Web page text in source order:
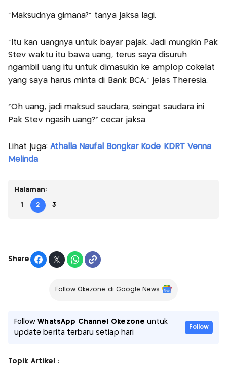
"Maksudnya gimana?" tanya jaksa lagi.
"Itu kan uangnya untuk bayar pajak. Jadi mungkin Pak
Stev waktu itu bawa uang, terus saya disuruh
ngambil uang itu untuk dimasukin ke amplop cokelat
yang saya harus minta di Bank BCA," jelas Theresia.
"Oh uang, jadi maksud saudara, seingat saudara ini
Pak Stev ngasih uang?" cecar jaksa.
Lihat juga: Athalla Naufal Bongkar Kode KDRT Venna
Melinda
Halaman:
1 2 3
Share
Follow Okezone di Google News
FollowWhatsApp Channel Okezone untuk
update berita terbaru setiap hari
Follow
Topik Artikel :